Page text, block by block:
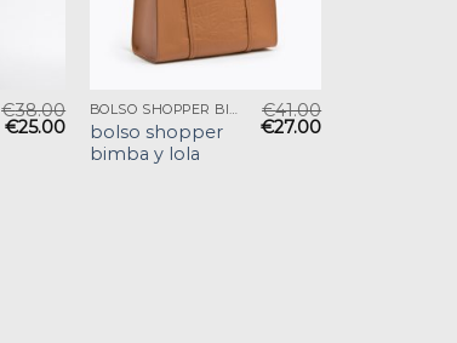
€38.00
€25.00
BOLSO SHOPPER BIMBA Y LOLA
bolso shopper
bimba y lola
€41.00
€27.00